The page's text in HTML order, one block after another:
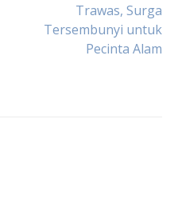
Trawas, Surga
Tersembunyi untuk
Pecinta Alam